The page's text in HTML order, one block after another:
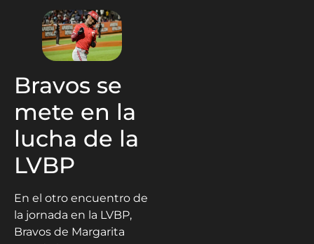
Bravos se
mete en la
lucha de la
LVBP
En el otro encuentro de
la jornada en la LVBP,
Bravos de Margarita